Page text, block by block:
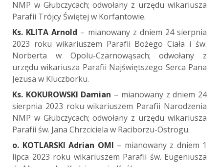
NMP w Głubczycach; odwołany z urzędu wikariusza
Parafii Trójcy Świętej w Korfantowie.
Ks. KLITA Arnold – mianowany z dniem 24 sierpnia
2023 roku wikariuszem Parafii Bożego Ciała i św.
Norberta w Opolu-Czarnowąsach; odwołany z
urzędu wikariusza Parafii Najświętszego Serca Pana
Jezusa w Kluczborku.
Ks. KOKUROWSKI Damian – mianowany z dniem 24
sierpnia 2023 roku wikariuszem Parafii Narodzenia
NMP w Głubczycach; odwołany z urzędu wikariusza
Parafii św. Jana Chrzciciela w Raciborzu-Ostrogu.
o. KOTLARSKI Adrian OMI – mianowany z dniem 1
lipca 2023 roku wikariuszem Parafii św. Eugeniusza